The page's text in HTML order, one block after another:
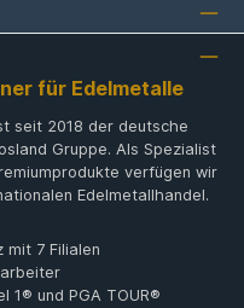
für Edelmetalle
seit 2018 der deutsche
Gruppe. Als Spezialist
verfügen wir
Edelmetallhandel.
mit 7 Filialen
1® und PGA TOUR®